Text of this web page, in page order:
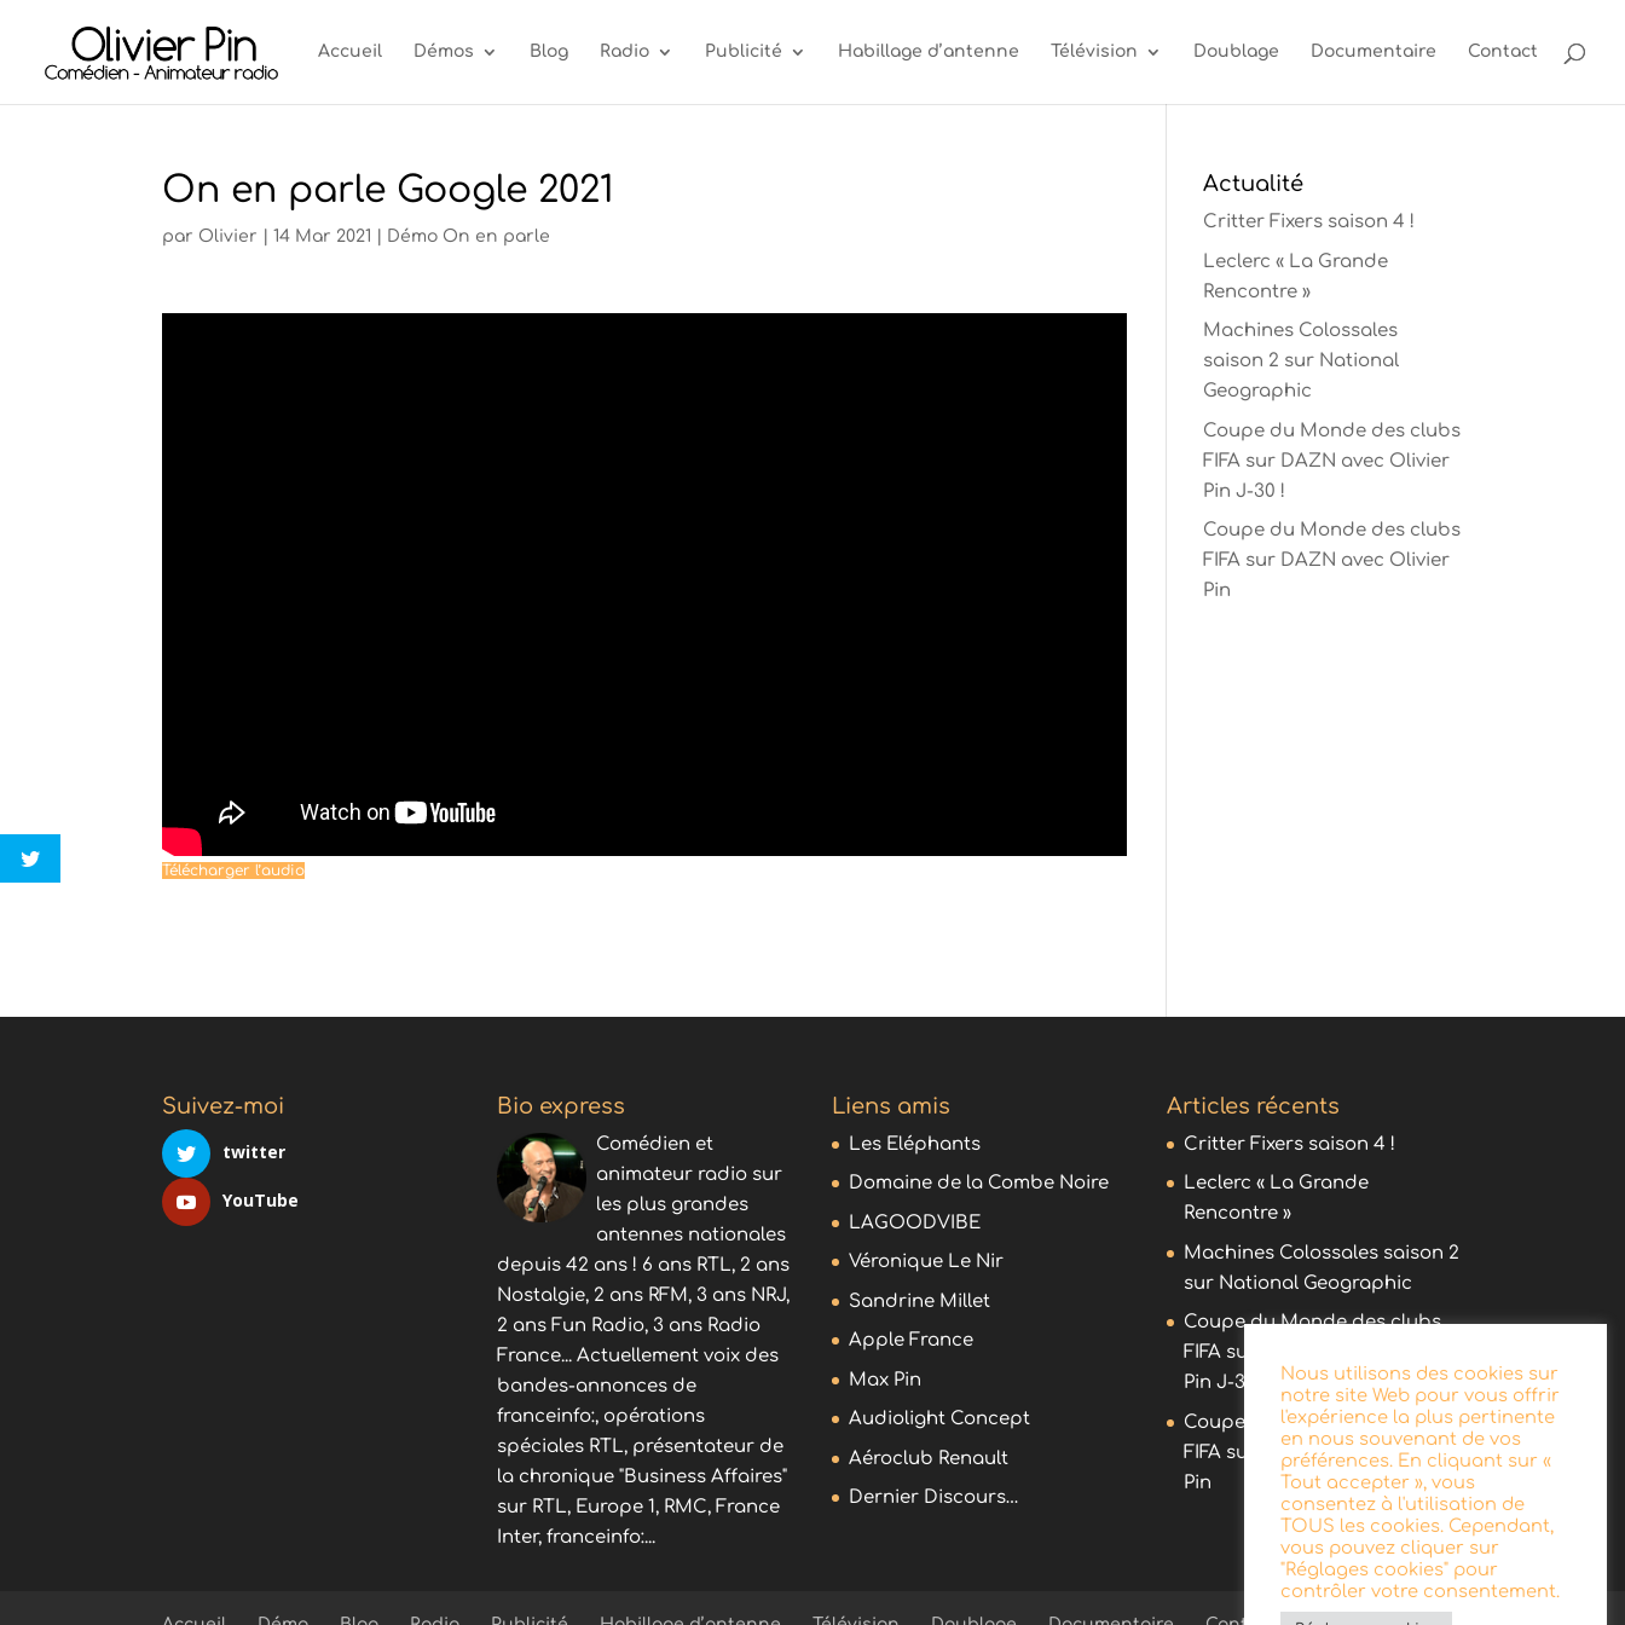
Accueil Démos Blog Radio Publicité Habillage d’antenne Télévision Doublage Documentaire Contact
On en parle Google 2021
par Olivier |14 Mar 2021 Démo On en parle
Télécharger l’audio
Actualité
Critter Fixers saison 4 !
Leclerc « La Grande
Rencontre »
Machines Colossales
saison 2 sur National
Geographic
Coupe du Monde des clubs
FIFA sur DAZN avec Olivier
Pin J-30 !
Coupe du Monde des clubs
FIFA sur DAZN avec Olivier
Pin
Suivez-moi
twitter
YouTube
Bio express
Comédien et
animateur radio sur
les plus grandes
antennes nationales
depuis 42 ans ! 6 ans RTL, 2 ans
Nostalgie, 2 ans RFM, 3 ans NRJ,
2 ans Fun Radio, 3 ans Radio
France... Actuellement voix des
bandes-annonces de
franceinfo:, opérations
spéciales RTL, présentateur de
la chronique "Business Affaires"
sur RTL, Europe 1, RMC, France
Inter, franceinfo:...
Liens amis
Les Eléphants
Domaine de la Combe Noire
LAGOODVIBE
Véronique Le Nir
Sandrine Millet
Apple France
Max Pin
Audiolight Concept
Aéroclub Renault
Dernier Discours…
Articles récents
Critter Fixers saison 4 !
Leclerc « La Grande
Rencontre »
Machines Colossales saison 2
sur National Geographic
Coupe du Monde des clubs
FIFA sur DAZN avec Olivier
Pin J-30 !
Coupe du Monde des clubs
FIFA sur DAZN avec Olivier
Pin
Nous utilisons des cookies sur
notre site Web pour vous offrir
l'expérience la plus pertinente
en nous souvenant de vos
préférences. En cliquant sur «
Tout accepter », vous
consentez à l'utilisation de
TOUS les cookies. Cependant,
vous pouvez cliquer sur
"Réglages cookies" pour
contrôler votre consentement.